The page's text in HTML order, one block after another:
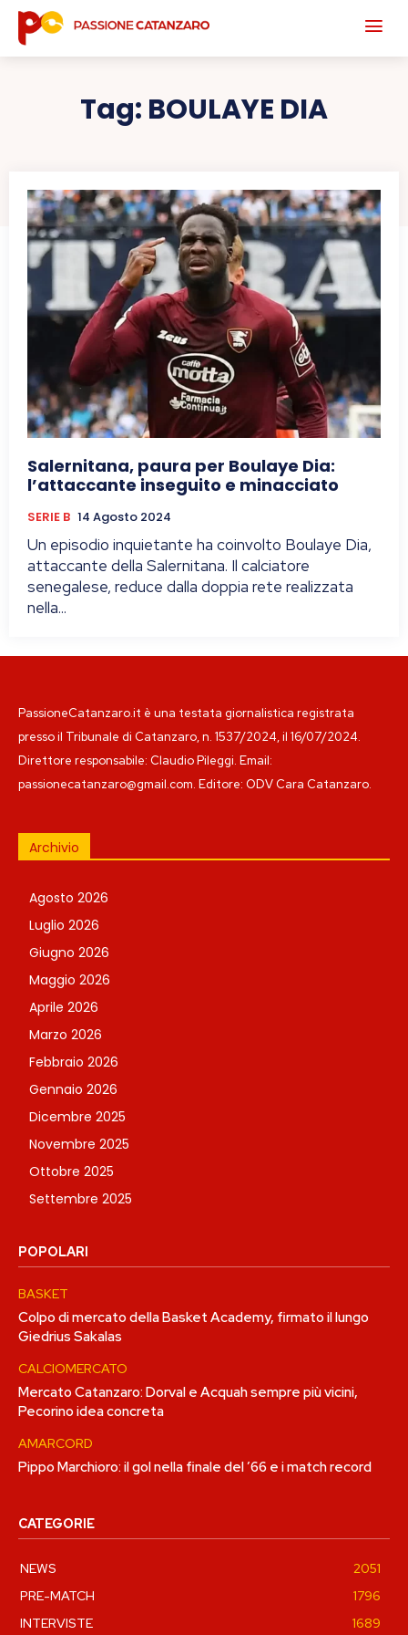
Tag: BOULAYE DIA
Salernitana, paura per Boulaye Dia:
l’attaccante inseguito e minacciato
SERIE B 14 Agosto 2024
Un episodio inquietante ha coinvolto Boulaye Dia,
attaccante della Salernitana. Il calciatore
senegalese, reduce dalla doppia rete realizzata
nella...
PassioneCatanzaro.it è una testata giornalistica registrata
presso il Tribunale di Catanzaro, n. 1537/2024, il 16/07/2024.
Direttore responsabile: Claudio Pileggi. Email:
passionecatanzaro@gmail.com. Editore: ODV Cara Catanzaro.
Archivio
Agosto 2026
Luglio 2026
Giugno 2026
Maggio 2026
Aprile 2026
Marzo 2026
Febbraio 2026
Gennaio 2026
Dicembre 2025
Novembre 2025
Ottobre 2025
Settembre 2025
POPOLARI
BASKET
Colpo di mercato della Basket Academy, firmato il lungo
Giedrius Sakalas
CALCIOMERCATO
Mercato Catanzaro: Dorval e Acquah sempre più vicini,
Pecorino idea concreta
AMARCORD
Pippo Marchioro: il gol nella finale del ’66 e i match record
CATEGORIE
NEWS
2051
PRE-MATCH
1796
INTERVISTE
1689